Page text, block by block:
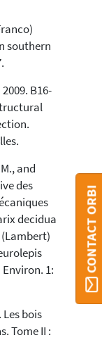
southern
B16-
and
des
decidua
1:
bois
Tome II :
CONTACT ORBI